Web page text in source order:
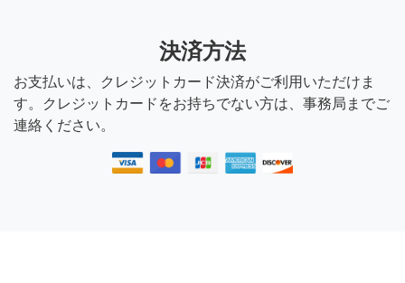
決済方法
お支払いは、クレジットカード決済がご利用いただけま
す。クレジットカードをお持ちでない方は、事務局までご
連絡ください。